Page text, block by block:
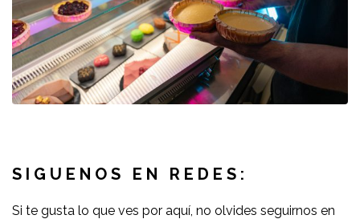
SIGUENOS EN REDES:
Si te gusta lo que ves por aquí, no olvides seguirnos en